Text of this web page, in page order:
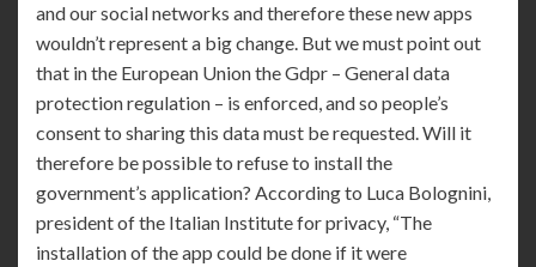
and our social networks and therefore these new apps
wouldn’t represent a big change. But we must point out
that in the European Union the Gdpr – General data
protection regulation – is enforced, and so people’s
consent to sharing this data must be requested. Will it
therefore be possible to refuse to install the
government’s application? According to Luca Bolognini,
president of the Italian Institute for privacy, “The
installation of the app could be done if it were